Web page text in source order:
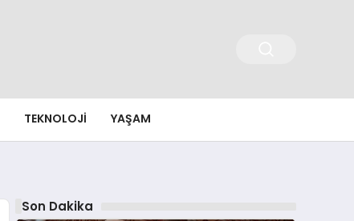
TEKNOLOJI YAŞAM
Son Dakika